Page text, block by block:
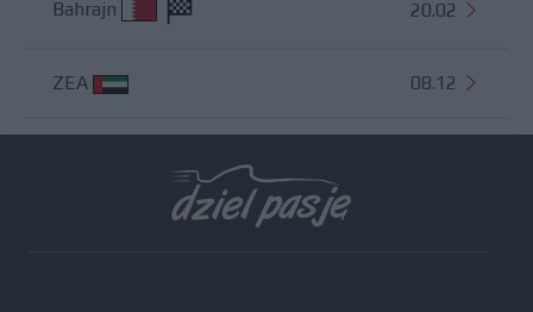
Bahrajn 20.02
ZEA 08.12